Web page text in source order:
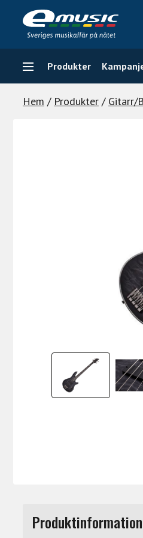
content
Produkter
Hem / Produkter / Gitarr/
Produktinformation